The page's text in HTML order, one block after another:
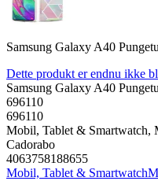
Samsung Galaxy A40
Dette produkt er endnu ikke
Samsung Galaxy A40
696110
696110
Mobil, Tablet & Smartwatch,
Cadorabo
4063758188655
Mobil, Tablet & Smartwatch